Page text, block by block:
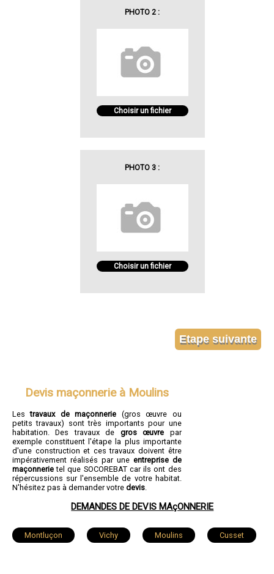
PHOTO 2 :
Choisir un fichier
PHOTO 3 :
Choisir un fichier
Devis maçonnerie à Moulins
Lestravaux de maçonnerie (gros œuvre ou
petits travaux) sont très importants pour une
habitation. Des travaux de gros œuvre par
exemple constituent l'étape la plus importante
d'une construction et ces travaux doivent être
impérativement réalisés par une entreprise de
maçonnerietel que SOCOREBAT car ils ont des
répercussions sur l'ensemble de votre habitat.
N'hésitez pas à demander votre devis.
DEMANDES DE DEVIS MAçONNERIE
Montluçon Vichy Moulins Cusset